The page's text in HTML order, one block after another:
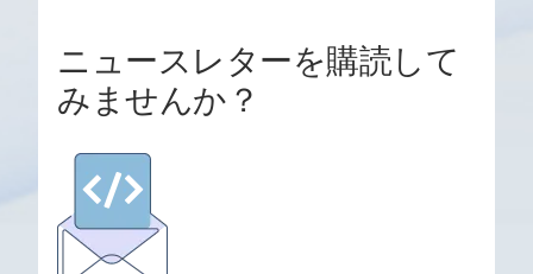
ニュースレターを購読して
みませんか？